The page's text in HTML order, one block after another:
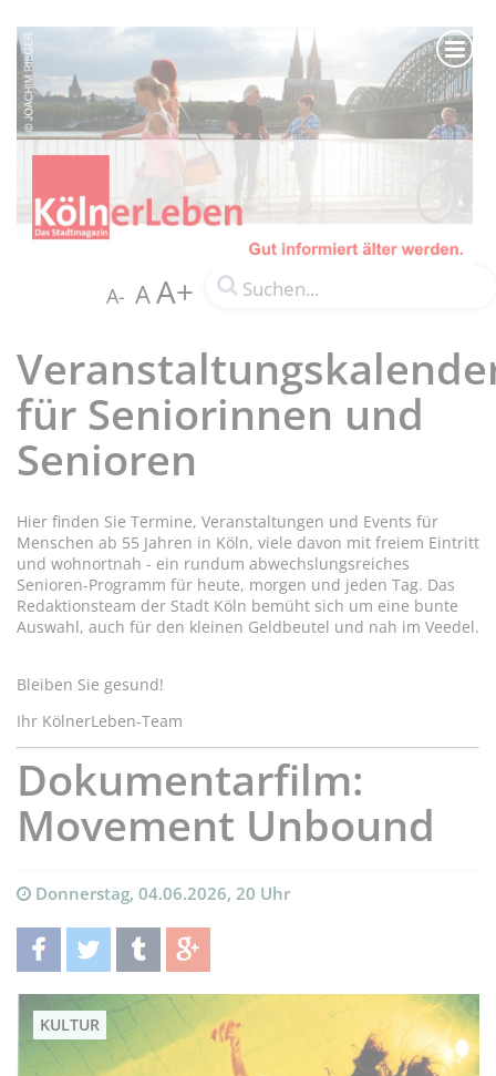
A- AA+
für Seniorinnen und
Senioren
Hier finden Sie Termine, Veranstaltungen und Events für
Menschen ab 55 Jahren in Köln, viele davon mit freiem Eintritt
und wohnortnah - ein rundum abwechslungsreiches
Senioren-Programm für heute, morgen und jeden Tag. Das
Redaktionsteam der Stadt Köln bemüht sich um eine bunte
Auswahl, auch für den kleinen Geldbeutel und nah im Veedel.
Bleiben Sie gesund!
Ihr KölnerLeben-Team
Dokumentarfilm:
Movement Unbound
Donnerstag, 04.06.2026, 20 Uhr
teilentwittern teilen teilen
KULTUR